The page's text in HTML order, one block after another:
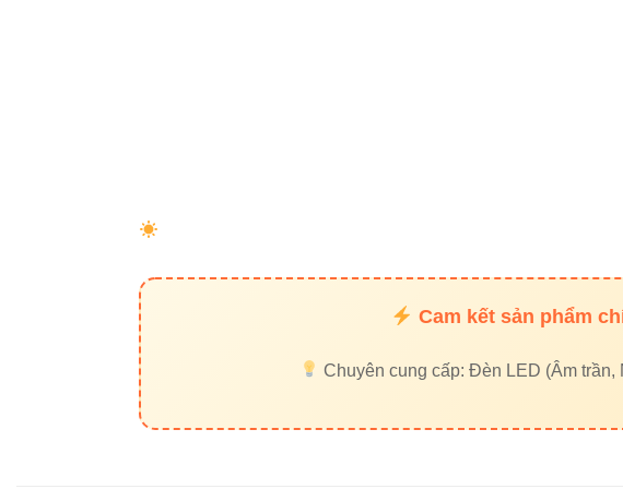
Phone/Zalo: 0933320468 –
7. Liên kết nội
Cam kết sản phẩm
Chuyên cung cấp: Đèn LED (Âm trần,